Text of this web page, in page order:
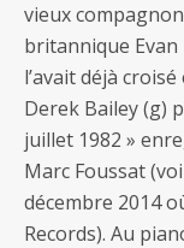
vieux
britannique Evan
l’avait déjà
Derek Bailey (g)
juillet 1982 »
Marc Foussat
décembre 2014
Records). Au